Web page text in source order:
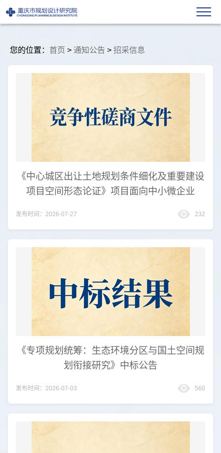
您的位置： 首页 > 通知公告 > 招采信息
《中心城区出让土地规划条件细化及重要建设
项目空间形态论证》项目面向中小微企业
发布时间：2026-07-27 232
《专项规划统筹：生态环境分区与国土空间规
划衔接研究》中标公告
发布时间：2026-07-03 560